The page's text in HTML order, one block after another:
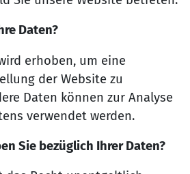
Daten?
erhoben, um eine
der Website zu
Daten können zur Analyse
verwendet werden.
Sie bezüglich Ihrer Daten?